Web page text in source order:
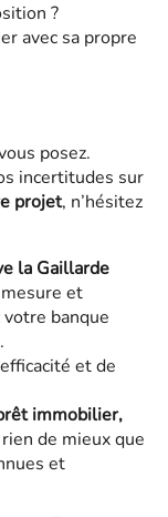
?
avec sa propre
posez.
incertitudes sur
projet, n’hésitez
la Gaillarde
et
banque
et de
immobilier,
de mieux que
et